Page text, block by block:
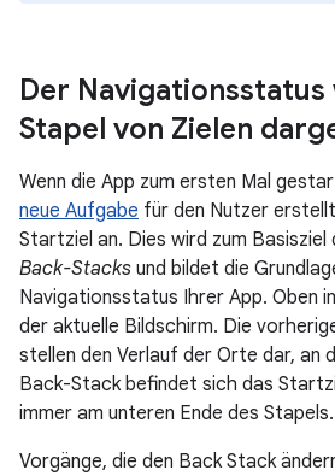
Der Navigationsstatus
Stapel von Zielen
Wenn die App zum ersten Mal
neue Aufgabe für den Nutzer
Startziel an. Dies wird zum Basisziel
Back-Stacks und bildet die
Navigationsstatus Ihrer App. Oben
der aktuelle Bildschirm. Die
stellen den Verlauf der Orte dar, an
Back-Stack befindet sich das
immer am unteren Ende des Stapels.
Vorgänge, die den Back Stack